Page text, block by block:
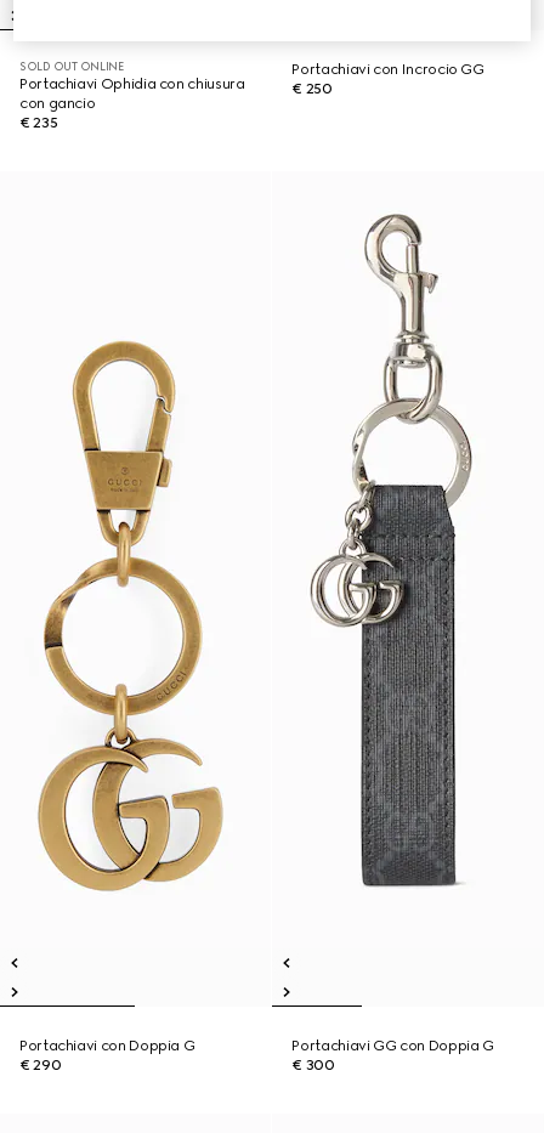
SOLD OUT ONLINE
Portachiavi Ophidia con chiusura
con gancio
€ 235
Portachiavi con Incrocio GG
€ 250
Portachiavi con Doppia G
€ 290
Portachiavi GG con Doppia G
€ 300